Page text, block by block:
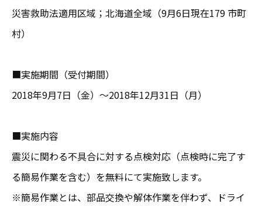
災害救助法適用区域；北海道全域（9月6日現在179 市町
村）
■実施期間（受付期間）
2018年9月7日（金）～2018年12月31日（月）
■実施内容
震災に関わる不具合に対する点検対応（点検時に完了す
る簡易作業を含む）を無料にて実施致します。
※簡易作業とは、部品交換や解体作業を伴わず、ドライ